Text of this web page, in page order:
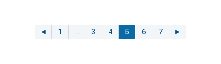
◄ 1 … 3 4 5 6 7 ►